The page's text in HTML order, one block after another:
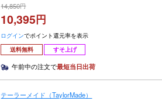
14,850
10,395
ログインでポイント還元率を表示
送料無料
すそ上げ
午前中の注文で最短当日出荷
テーラーメイド（TaylorMade）